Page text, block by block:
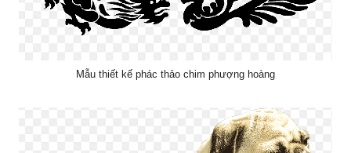
Mẫu thiết kế phác thảo chim phượng hoàng